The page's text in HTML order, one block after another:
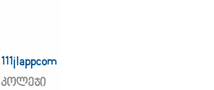
111jlappcom
კოლეჯი